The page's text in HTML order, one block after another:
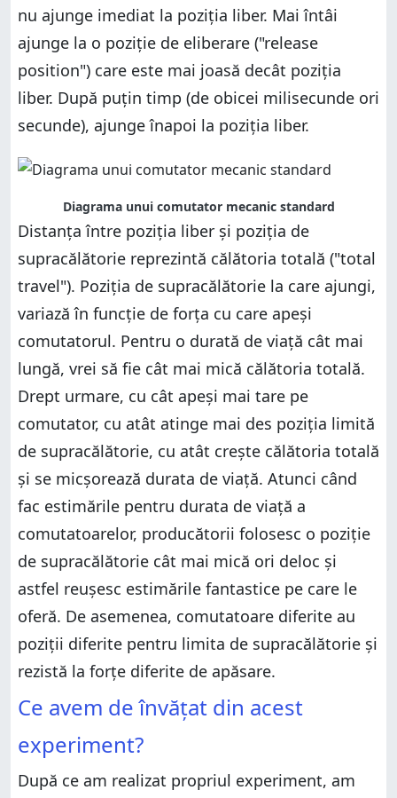
nu ajunge imediat la poziția liber. Mai întâi
ajunge la o poziție de eliberare ("release
position") care este mai joasă decât poziția
liber. După puțin timp (de obicei milisecunde ori
secunde), ajunge înapoi la poziția liber.
Diagrama unui comutator mecanic standard
Distanța între poziția liber și poziția de
supracălătorie reprezintă călătoria totală ("total
travel"). Poziția de supracălătorie la care ajungi,
variază în funcție de forța cu care apeși
comutatorul. Pentru o durată de viață cât mai
lungă, vrei să fie cât mai mică călătoria totală.
Drept urmare, cu cât apeși mai tare pe
comutator, cu atât atinge mai des poziția limită
de supracălătorie, cu atât crește călătoria totală
și se micșorează durata de viață. Atunci când
fac estimările pentru durata de viață a
comutatoarelor, producătorii folosesc o poziție
de supracălătorie cât mai mică ori deloc și
astfel reușesc estimările fantastice pe care le
oferă. De asemenea, comutatoare diferite au
poziții diferite pentru limita de supracălătorie și
rezistă la forțe diferite de apăsare.
Ce avem de învățat din acest
experiment?
După ce am realizat propriul experiment, am